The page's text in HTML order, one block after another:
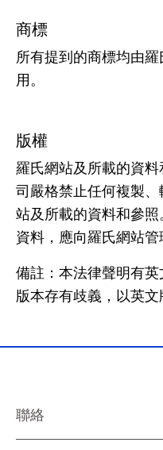
商標
所有提到的商標均由
用。
版權
羅氏網站及所載的資
司嚴格禁止任何複製
站及所載的資料和參
資料，應向羅氏網站管
備註：本法律聲明有
版本存有歧義，以英文
聯絡